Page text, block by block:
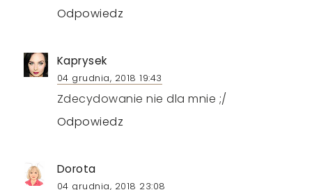
Odpowiedz
Kaprysek
04 grudnia, 2018 19:43
Zdecydowanie nie dla mnie ;/
Odpowiedz
Dorota
04 grudnia, 2018 23:08